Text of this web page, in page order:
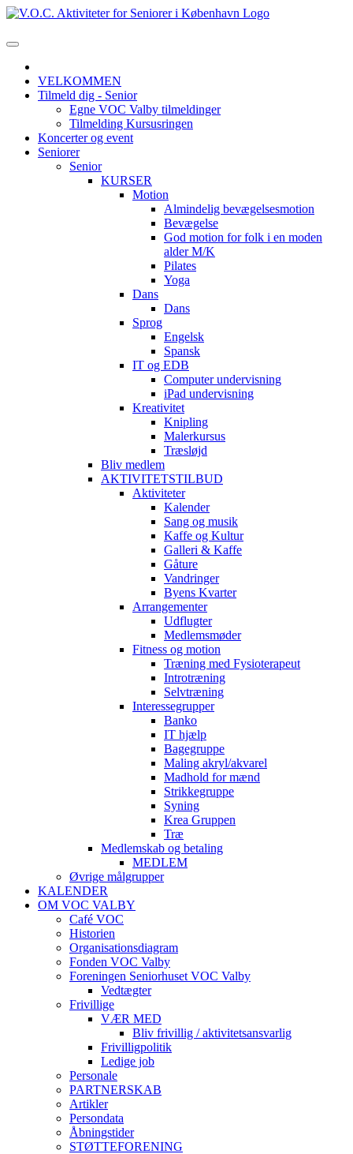
VELKOMMEN
Tilmeld dig - Senior
Egne VOC Valby tilmeldinger
Tilmelding Kursusringen
Koncerter og event
Seniorer
Senior
KURSER
Motion
Almindelig bevægelsesmotion
Bevægelse
God motion for folk i en moden
alder M/K
Pilates
Yoga
Dans
Dans
Sprog
Engelsk
Spansk
IT og EDB
Computer undervisning
iPad undervisning
Kreativitet
Knipling
Malerkursus
Træsløjd
Bliv medlem
AKTIVITETSTILBUD
Aktiviteter
Kalender
Sang og musik
Kaffe og Kultur
Galleri & Kaffe
Gåture
Vandringer
Byens Kvarter
Arrangementer
Udflugter
Medlemsmøder
Fitness og motion
Træning med Fysioterapeut
Introtræning
Selvtræning
Interessegrupper
Banko
IT hjælp
Bagegruppe
Maling akryl/akvarel
Madhold for mænd
Strikkegruppe
Syning
Krea Gruppen
Træ
Medlemskab og betaling
MEDLEM
Øvrige målgrupper
KALENDER
OM VOC VALBY
Café VOC
Historien
Organisationsdiagram
Fonden VOC Valby
Foreningen Seniorhuset VOC Valby
Vedtægter
Frivillige
VÆR MED
Bliv frivillig / aktivitetsansvarlig
Frivilligpolitik
Ledige job
Personale
PARTNERSKAB
Artikler
Persondata
Åbningstider
STØTTEFORENING